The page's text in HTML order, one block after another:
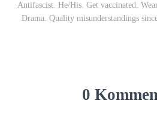
Antifascist. He/His. Get vaccinated.
Drama. Quality misunderstandings
0